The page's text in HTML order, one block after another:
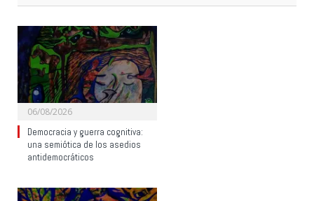
06/08/2026
Democracia y guerra cognitiva:
una semiótica de los asedios
antidemocráticos